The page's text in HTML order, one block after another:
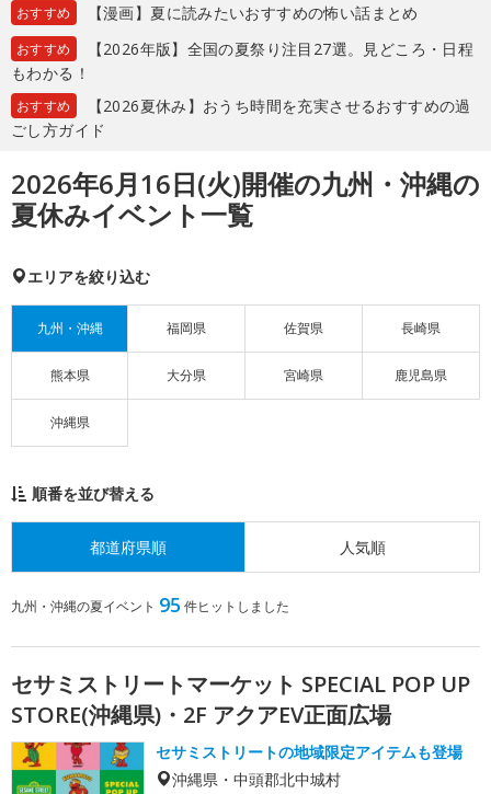
おすすめ 【漫画】夏に読みたいおすすめの怖い話まとめ
おすすめ
【2026年版】全国の夏祭り注目27選。見どころ・日程
もわかる！
おすすめ
【2026夏休み】おうち時間を充実させるおすすめの過
ごし方ガイド
2026年6月16日(火)開催の九州・沖縄の
夏休みイベント一覧
エリアを絞り込む
九州・沖縄 福岡県 佐賀県 長崎県
熊本県 大分県 宮崎県 鹿児島県
沖縄県
順番を並び替える
都道府県順 人気順
九州・沖縄の夏イベント 95 件ヒットしました
セサミストリートマーケット SPECIAL POP UP
STORE(沖縄県)・2F アクアEV正面広場
セサミストリートの地域限定アイテムも登場
沖縄県・中頭郡北中城村